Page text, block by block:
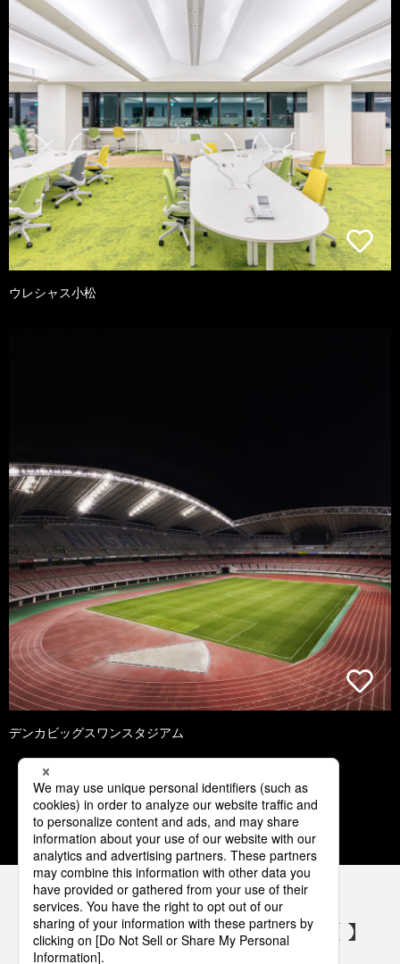
ウレシャス小松
デンカビッグスワンスタジアム
1 2 3 4 5
パナソニックの電気設備 SNSアカウント